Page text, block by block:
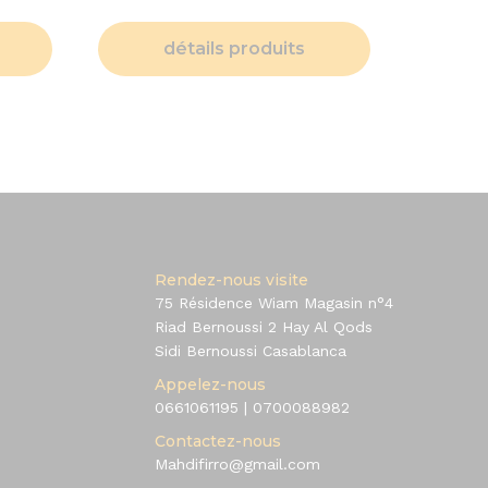
détails produits
Rendez-nous visite
75 Résidence Wiam Magasin n°4
Riad Bernoussi 2 Hay Al Qods
Sidi Bernoussi Casablanca
Appelez-nous
0661061195 | 0700088982
Contactez-nous
Mahdifirro@gmail.com